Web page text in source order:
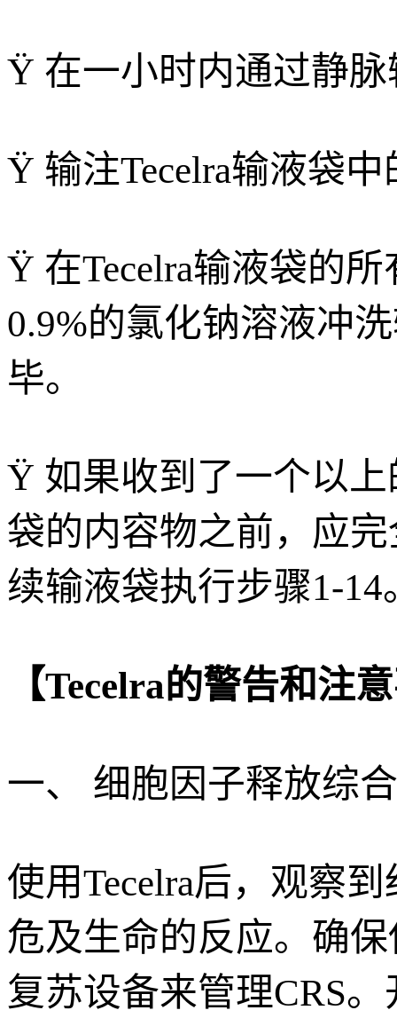
Ÿ 在一小时内通过静脉
Ÿ 输注Tecelra输液袋
Ÿ 在Tecelra输液袋的
0.9%的氯化钠溶液冲
毕。
Ÿ 如果收到了一个以
袋的内容物之前，应
续输液袋执行步骤1-14
【Tecelra的警告和注
一、 细胞因子释放综
使用Tecelra后，观察
危及生命的反应。确
复苏设备来管理CRS